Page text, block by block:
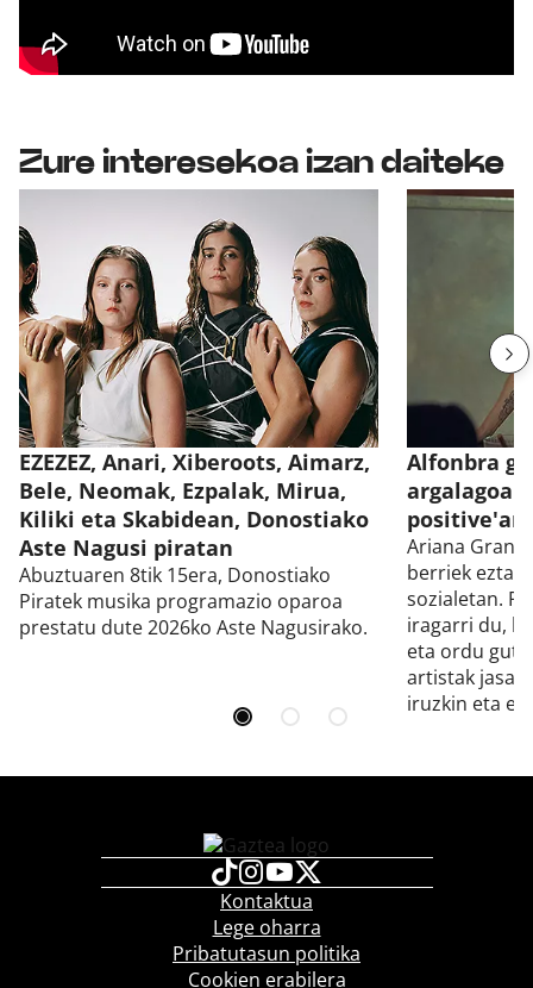
Zure interesekoa izan daiteke
EZEZEZ, Anari, Xiberoots, Aimarz,
Bele, Neomak, Ezpalak, Mirua,
Kiliki eta Skabidean, Donostiako
Aste Nagusi piratan
Abuztuaren 8tik 15era, Donostiako
Piratek musika programazio oparoa
prestatu dute 2026ko Aste Nagusirako.
Alfonbra
Ariana
berriek
sozialetan.
iragarri du,
eta ordu
artistak
iruzkin eta
Kontaktua
Lege oharra
Pribatutasun politika
Cookien erabilera